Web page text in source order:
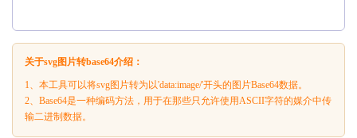
关于svg图片转base64介绍：
1、本工具可以将svg图片转为以'data:image/'开头的图片Base64数据。
2、Base64是一种编码方法，用于在那些只允许使用ASCII字符的媒介中传
输二进制数据。